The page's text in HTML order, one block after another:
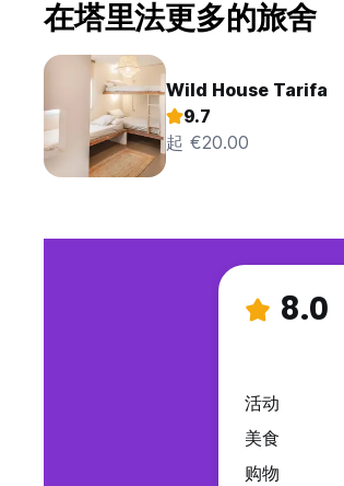
在塔里法更多的旅舍
Wild House Tarifa
9.7
起 €20.00
8.0
活动
美食
购物